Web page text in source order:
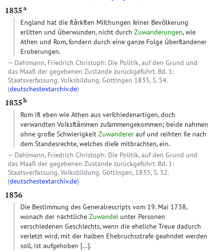
1835 a
England hat die ſtaͤrkſten Miſchungen ſeiner Bevoͤlkerung
erlitten und uͤberwunden, nicht durch Zuwanderungen, wie
Athen und Rom, ſondern durch eine ganze Folge uͤberſtandener
Eroberungen.
Dahlmann, Friedrich Christoph: Die Politik, auf den Grund und
das Maaß der gegebenen Zustände zurückgeführt. Bd. 1:
Staatsverfassung. Volksbildung. Göttingen 1835, S. 54.
(deutschestextarchiv.de)
1835 b
Rom iſt eben wie Athen aus verſchiedenartigen, doch
verwandten Volksſtaͤmmen zuſammengekommen; beide nahmen
ohne große Schwierigkeit Zuwanderer auf und reihten ſie nach
dem Standesrechte, welches dieſe mitbrachten, ein.
Dahlmann, Friedrich Christoph: Die Politik, auf den Grund und
das Maaß der gegebenen Zustände zurückgeführt. Bd. 1:
Staatsverfassung. Volksbildung. Göttingen, 1835, S. 32.
(deutschestextarchiv.de)
1836
Die Bestimmung des Generalrescripts vom 19. Mai 1738,
wonach der nächtliche Zuwandel unter Personen
verschiedenen Geschlechts, wenn die eheliche Treue dadurch
verletzt wird, mit der halben Ehebruchsstrafe geahndet werden
soll, ist aufgehoben […].